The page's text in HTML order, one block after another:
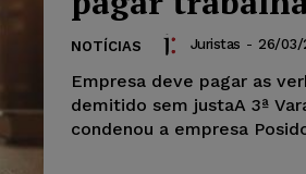
NOTÍCIAS Juristas - 26/03/
Empresa deve pagar as
demitido sem justaA 3ª
condenou a empresa